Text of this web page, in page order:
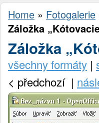
Otázky
Home » Fotogalerie
Záložka
Záložka
všechny formáty |
< předchozí |